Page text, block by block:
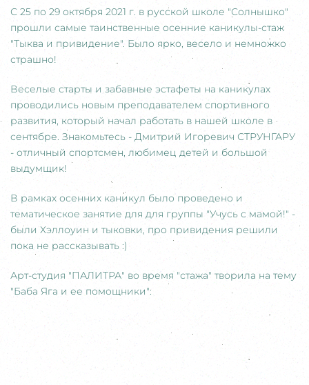
С 25 по 29 октября 2021 г. в русской школе "Солнышко"
прошли самые таинственные осенние каникулы-стаж
"Тыква и привидение". Было ярко, весело и немножко
страшно!
Веселые старты и забавные эстафеты на каникулах
проводились новым преподавателем спортивного
развития, который начал работать в нашей школе в
сентябре. Знакомьтесь - Дмитрий Игоревич СТРУНГАРУ
- отличный спортсмен, любимец детей и большой
выдумщик!
В рамках осенних каникул было проведено и
тематическое занятие для для группы "Учусь с мамой!" -
были Хэллоуин и тыковки, про привидения решили
пока не рассказывать :)
Арт-студия "ПАЛИТРА" во время "стажа" творила на тему
"Баба Яга и ее помощники":